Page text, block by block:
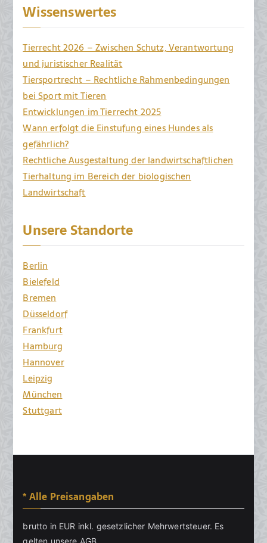
Wissenswertes
Tierrecht 2026 – Zwischen Schutz, Verantwortung
und juristischer Realität
Tiersportrecht – Rechtliche Rahmenbedingungen
bei Sport mit Tieren
Entwicklungen im Tierrecht 2025
Wann erfolgt die Einstufung eines Hundes als
gefährlich?
Rechtliche Ausgestaltung der landwirtschaftlichen
Tierhaltung im Bereich der biologischen
Landwirtschaft
Unsere Standorte
Berlin
Bielefeld
Bremen
Düsseldorf
Frankfurt
Hamburg
Hannover
Leipzig
München
Stuttgart
* Alle Preisangaben
brutto in EUR inkl. gesetzlicher Mehrwertsteuer. Es